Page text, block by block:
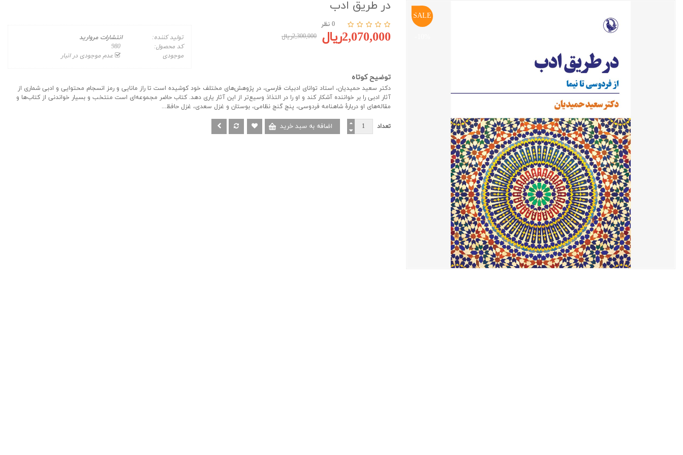
SALE
در طریق ادب
0 نظر
2,070,000ریال 2,300,000ریال تولید کننده:
انتشارات مروارید
کد محصول:
موجودی
عدم موجودی در انبار
توضیح کوتاه
دکتر سعید حمیدیان، استاد توانای ادبیات فارسی، در پژوهش‌های مختلف خود کوشیده است تا راز مانایی و رمز انسجام محتوایی و ادبی شماری از
آثار ادبی را بر خواننده آشکار کند و او را در التذاذ وسیع‌تر از این آثار یاری دهد. کتاب حاضر مجموعه‌ای است منتخب و بسیار خواندنی از کتاب‌ها و
مقاله‌های او دربارۀ شاهنامه فردوسی، پنج گنج نظامی، بوستان و غزل سعدی، غزل حافظ...
تعداد